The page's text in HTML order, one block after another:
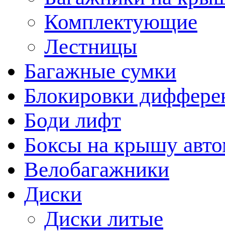
Комплектующие
Лестницы
Багажные сумки
Блокировки
Боди лифт
Боксы на крышу
Велобагажники
Диски
Диски литые